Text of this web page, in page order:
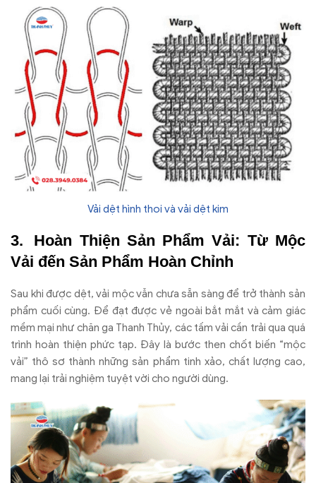
Vải dệt hình thoi và vải dệt kim
Hoàn Thiện Sản Phẩm Vải: Từ Mộc
Vải đến Sản Phẩm Hoàn Chỉnh
Sau khi được dệt, vải mộc vẫn chưa sẵn sàng để trở thành sản
phẩm cuối cùng. Để đạt được vẻ ngoài bắt mắt và cảm giác
mềm mại như chăn ga Thanh Thủy, các tấm vải cần trải qua quá
trình hoàn thiện phức tạp. Đây là bước then chốt biến “mộc
vải” thô sơ thành những sản phẩm tinh xảo, chất lượng cao,
mang lại trải nghiệm tuyệt vời cho người dùng.